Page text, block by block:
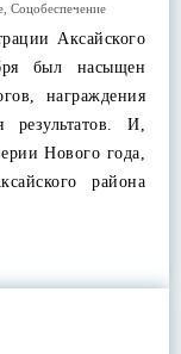
Соцобеспечение
Аксайского
был насыщен
награждения
И,
Нового года,
района